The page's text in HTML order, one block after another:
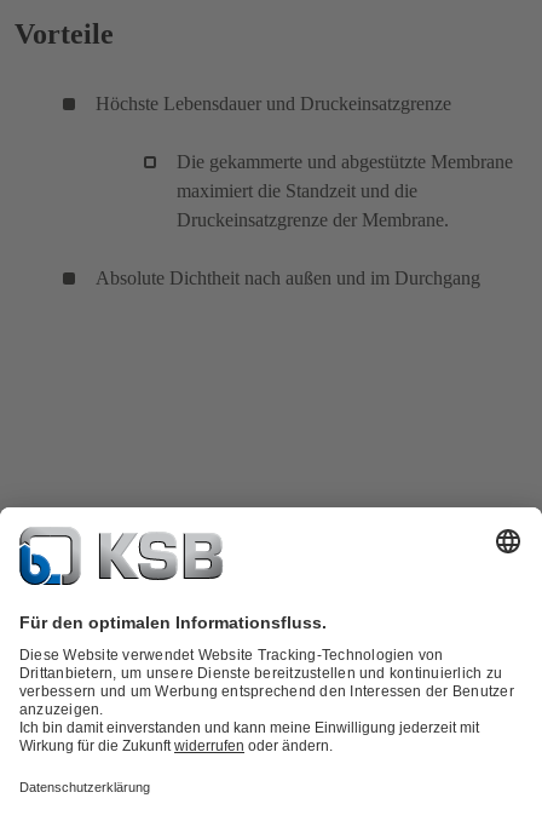
Vorteile
Höchste Lebensdauer und Druckeinsatzgrenze
Die gekammerte und abgestützte Membrane
maximiert die Standzeit und die
Druckeinsatzgrenze der Membrane.
Absolute Dichtheit nach außen und im Durchgang